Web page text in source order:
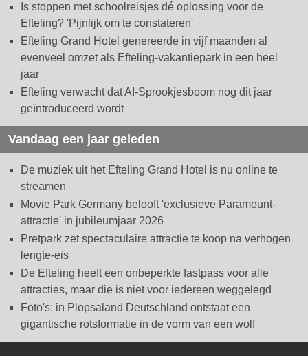
Is stoppen met schoolreisjes dé oplossing voor de
Efteling? 'Pijnlijk om te constateren'
Efteling Grand Hotel genereerde in vijf maanden al
evenveel omzet als Efteling-vakantiepark in een heel
jaar
Efteling verwacht dat AI-Sprookjesboom nog dit jaar
geïntroduceerd wordt
Vandaag een jaar geleden
De muziek uit het Efteling Grand Hotel is nu online te
streamen
Movie Park Germany belooft 'exclusieve Paramount-
attractie' in jubileumjaar 2026
Pretpark zet spectaculaire attractie te koop na verhogen
lengte-eis
De Efteling heeft een onbeperkte fastpass voor alle
attracties, maar die is niet voor iedereen weggelegd
Foto's: in Plopsaland Deutschland ontstaat een
gigantische rotsformatie in de vorm van een wolf